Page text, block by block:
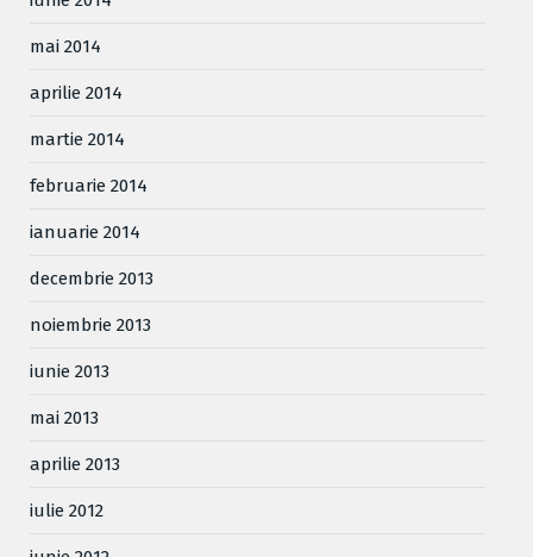
mai 2014
aprilie 2014
martie 2014
februarie 2014
ianuarie 2014
decembrie 2013
noiembrie 2013
iunie 2013
mai 2013
aprilie 2013
iulie 2012